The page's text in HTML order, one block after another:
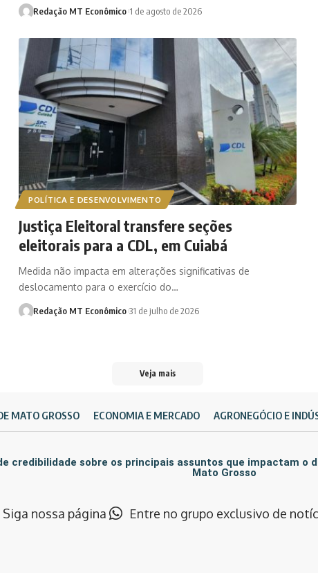
Redação MT Econômico 1 de agosto de 2026
POLÍTICA E DESENVOLVIMENTO
Justiça Eleitoral transfere seções
eleitorais para a CDL, em Cuiabá
Medida não impacta em alterações significativas de
deslocamento para o exercício do…
Redação MT Econômico 31 de julho de 2026
Veja mais
MATO GROSSO ECONOMIA E MERCADO AGRONEGÓCIO E
credibilidade sobre os principais assuntos que impactam o
Mato Grosso
Siga nossa página Entre no grupo exclusivo de